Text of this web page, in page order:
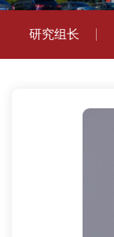
研究组长